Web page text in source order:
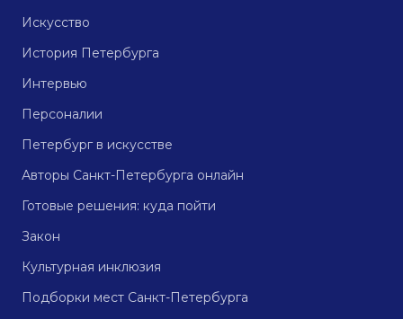
Искусство
История Петербурга
Интервью
Персоналии
Петербург в искусстве
Авторы Санкт-Петербурга онлайн
Готовые решения: куда пойти
Закон
Культурная инклюзия
Подборки мест Санкт-Петербурга